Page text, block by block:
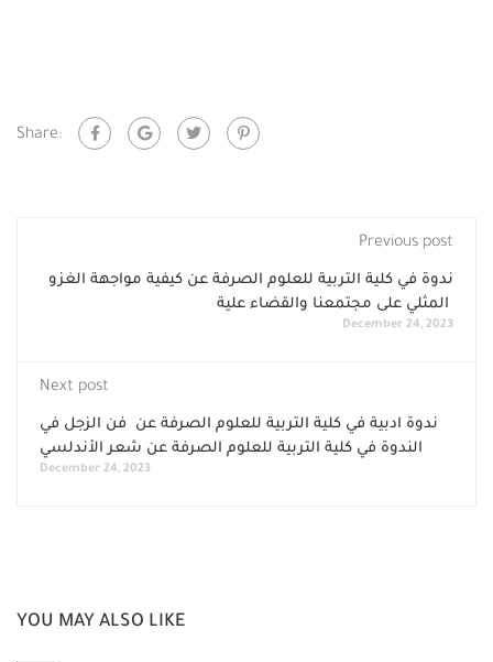
Share:
Previous post
ندوة في كلية التربية للعلوم الصرفة عن كيفية مواجهة الغزو
December 24, 2023
Next post
ندوة ادبية في كلية التربية للعلوم الصرفة عن فن الزجل في
December 24, 2023
YOU MAY ALSO LIKE